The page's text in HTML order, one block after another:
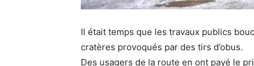
Il était temps que les travaux publics
cratères provoqués par des tirs d’obus.
Des usagers de la route en ont payé le